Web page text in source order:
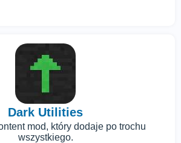
Dark Utilities
mod, który dodaje po trochu
wszystkiego.